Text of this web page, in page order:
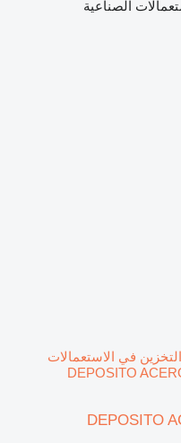
الصناعية
في الاستعمالات
DEPOSITO